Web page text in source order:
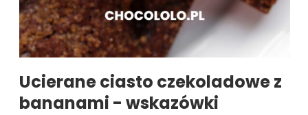
Ucierane ciasto czekoladowe z
bananami - wskazówki